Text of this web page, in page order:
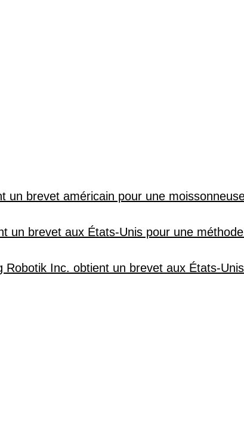
un brevet américain pour une
un brevet aux États-Unis pour une
Robotik Inc. obtient un brevet aux États-